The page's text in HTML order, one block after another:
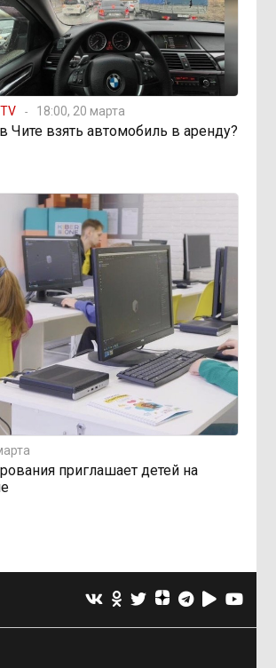
18:00, 20 марта
Чите взять автомобиль в аренду?
приглашает детей на